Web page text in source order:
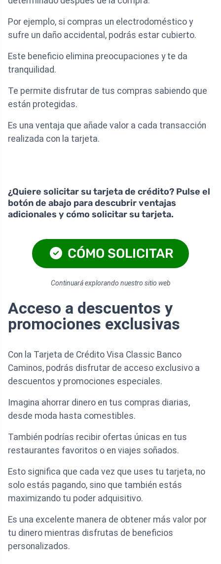
Por ejemplo, si compras un electrodoméstico y
sufre un daño accidental, podrás estar cubierto.
Este beneficio elimina preocupaciones y te da
tranquilidad.
Te permite disfrutar de tus compras sabiendo que
están protegidas.
Es una ventaja que añade valor a cada transacción
realizada con la tarjeta.
¿Quiere solicitar su tarjeta de crédito? Pulse el
botón de abajo para descubrir ventajas
adicionales y cómo solicitar su tarjeta.
CÓMO SOLICITAR
Continuará explorando nuestro sitio web
Acceso a descuentos y
promociones exclusivas
Con la Tarjeta de Crédito Visa Classic Banco
Caminos, podrás disfrutar de acceso exclusivo a
descuentos y promociones especiales.
Imagina ahorrar dinero en tus compras diarias,
desde moda hasta comestibles.
También podrías recibir ofertas únicas en tus
restaurantes favoritos o en viajes soñados.
Esto significa que cada vez que uses tu tarjeta, no
solo estás pagando, sino que también estás
maximizando tu poder adquisitivo.
Es una excelente manera de obtener más valor por
tu dinero mientras disfrutas de beneficios
personalizados.